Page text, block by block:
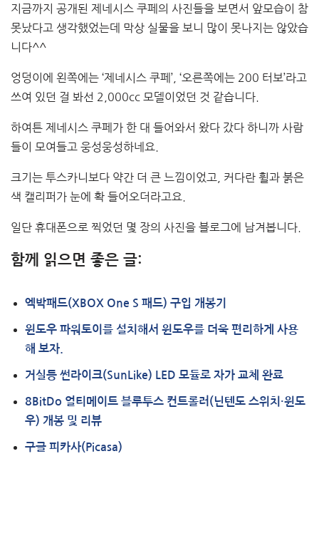
지금까지 공개된 제네시스 쿠페의 사진들을 보면서 앞모습이 참
못났다고 생각했었는데 막상 실물을 보니 많이 못나지는 않았습
니다^^
엉덩이에 왼쪽에는 ‘제네시스 쿠페’, ‘오른쪽에는 200 터보’라고
쓰여 있던 걸 봐선 2,000cc 모델이었던 것 같습니다.
하여튼 제네시스 쿠페가 한 대 들어와서 왔다 갔다 하니까 사람
들이 모여들고 웅성웅성하네요.
크기는 투스카니보다 약간 더 큰 느낌이었고, 커다란 휠과 붉은
색 캘리퍼가 눈에 확 들어오더라고요.
일단 휴대폰으로 찍었던 몇 장의 사진을 블로그에 남겨봅니다.
함께 읽으면 좋은 글:
엑박패드(XBOX One S 패드) 구입 개봉기
윈도우 파워토이를 설치해서 윈도우를 더욱 편리하게 사용
해 보자.
거실등 썬라이크(SunLike) LED 모듈로 자가 교체 완료
8BitDo 얼티메이트 블루투스 컨트롤러(닌텐도 스위치·윈도
우) 개봉 및 리뷰
구글 피카사(Picasa)